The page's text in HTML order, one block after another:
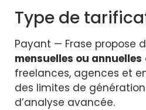
Type de
Payant — Frase propose
mensuelles ou annuelles
freelances, agences et
des limites de
d’analyse avancée.